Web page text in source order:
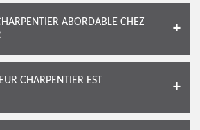
ABORDABLE CHEZ
CHARPENTIER EST